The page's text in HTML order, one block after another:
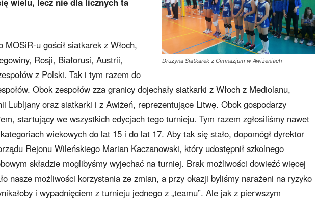
Drużyna Siatkarek z Gimnazjum w Awiżeniach
MOSiR-u gościł siatkarek z Włoch,
Rosji, Białorusi, Austrii,
z Polski. Tak i tym razem do
Obok zespołów zza granicy dojechały siatkarki z Włoch z Mediolanu,
Lubljany oraz siatkarki i z Awiżeń, reprezentujące Litwę. Obok gospodarzy
startujący we wszystkich edycjach tego turnieju. Tym razem zgłosiliśmy nawet
wiekowych do lat 15 i do lat 17. Aby tak się stało, dopomógł dyrektor
Rejonu Wileńskiego Marian Kaczanowski, który udostępnił szkolnego
składzie moglibyśmy wyjechać na turniej. Brak możliwości dowieźć więcej
nasze możliwości korzystania ze zmian, a przy okazji byliśmy narażeni na ryzyko
i wypadnięciem z turnieju jednego z „teamu”. Ale jak z pierwszym